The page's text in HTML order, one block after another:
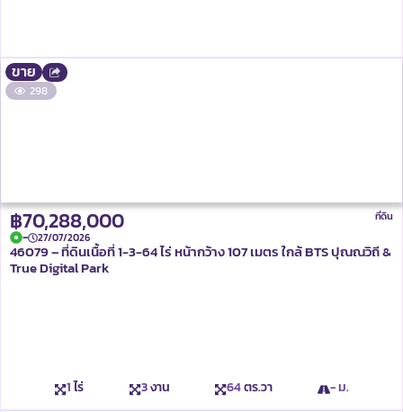
ขาย
298
฿70,288,000 ที่ดิน
- 27/07/2026
46079 – ที่ดินเนื้อที่ 1-3-64 ไร่ หน้ากว้าง 107 เมตร ใกล้ BTS ปุณณวิถี &
True Digital Park
1ไร่ 3งาน 64ตร.วา - ม.